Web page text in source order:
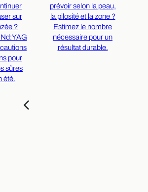
sur
?
pour
sûres
été.
prévoir selon la peau,
la pilosité et la zone ?
Estimez le nombre
nécessaire pour un
résultat durable.